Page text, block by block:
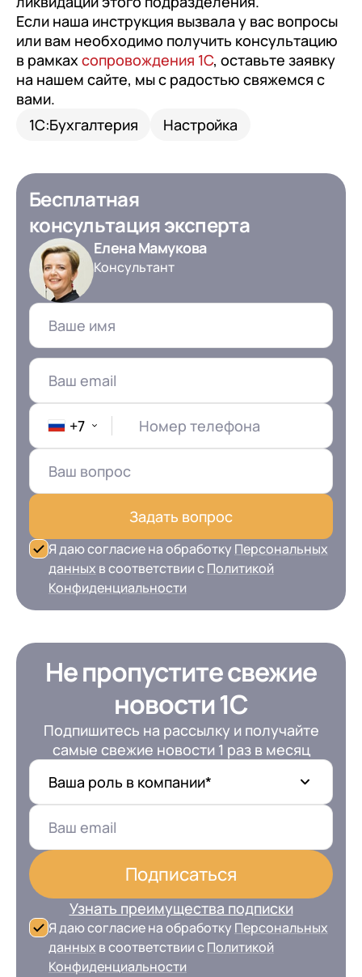
Если наша инструкция вызвала у вас вопросы
или вам необходимо получить консультацию
в рамкахсопровождения 1С, оставьте заявку
на нашем сайте, мы с радостью свяжемся с
вами.
1С:Бухгалтерия
Настройка
Бесплатная
консультация эксперта
Елена Мамукова
Консультант
+7 Номер телефона
Задать вопрос
Я даю согласие на обработку Персональных
данных в соответствии сПолитикой
Конфиденциальности
Не пропустите свежие
новости 1С
Подпишитесь на рассылку и получайте
самые свежие новости 1 раз в месяц
Ваша роль в компании*
Подписаться
Узнать преимущества подписки
Я даю согласие на обработку Персональных
данных в соответствии сПолитикой
Конфиденциальности